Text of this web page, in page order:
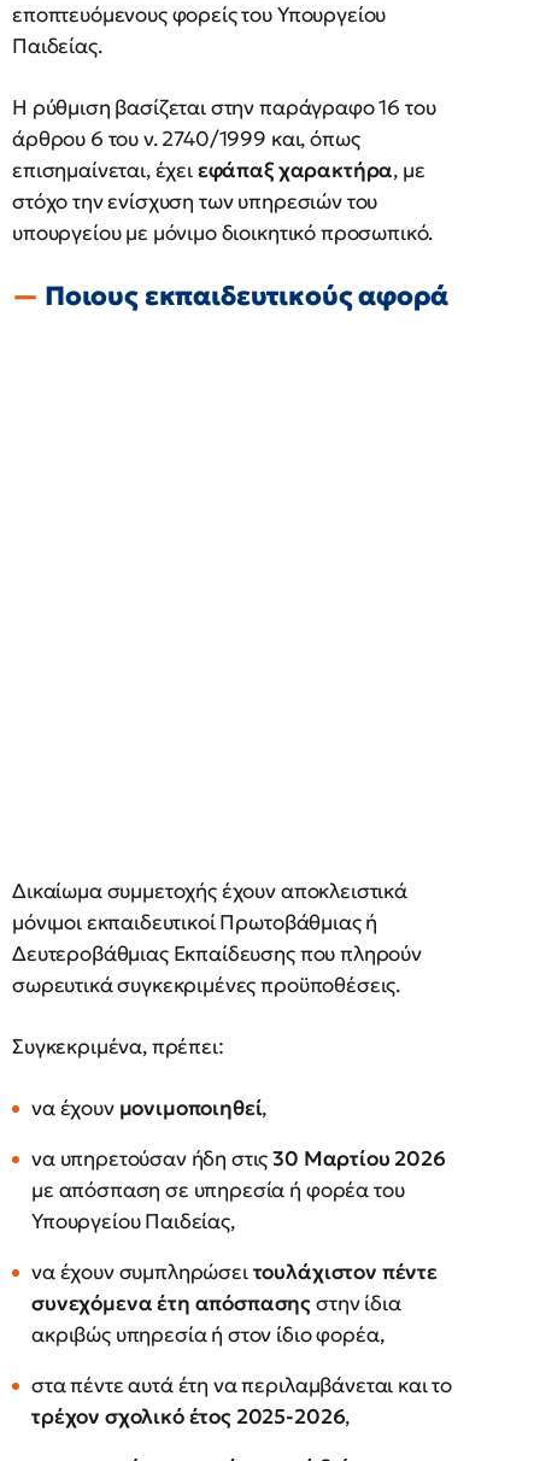
εποπτευόμενους φορείς του Υπουργείου
Παιδείας.
Η ρύθμιση βασίζεται στην παράγραφο 16 του
άρθρου 6 του ν. 2740/1999 και, όπως
επισημαίνεται, έχειεφάπαξ χαρακτήρα, με
στόχο την ενίσχυση των υπηρεσιών του
υπουργείου με μόνιμο διοικητικό προσωπικό.
Ποιoυς εκπαιδευτικούς αφορά
Δικαίωμα συμμετοχής έχουν αποκλειστικά
μόνιμοι εκπαιδευτικοί Πρωτοβάθμιας ή
Δευτεροβάθμιας Εκπαίδευσης που πληρούν
σωρευτικά συγκεκριμένες προϋποθέσεις.
Συγκεκριμένα, πρέπει:
να έχουν μονιμοποιηθεί,
να υπηρετούσαν ήδη στις30 Μαρτίου 2026
με απόσπαση σε υπηρεσία ή φορέα του
Υπουργείου Παιδείας,
να έχουν συμπληρώσειτουλάχιστον πέντε
συνεχόμενα έτη απόσπασηςστην ίδια
ακριβώς υπηρεσία ή στον ίδιο φορέα,
στα πέντε αυτά έτη να περιλαμβάνεται και το
τρέχον σχολικό έτος 2025-2026,